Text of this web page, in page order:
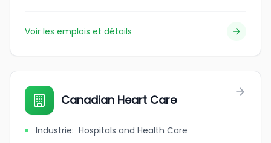
Voir les emplois et détails
Canadian Heart Care
Industrie: Hospitals and Health Care